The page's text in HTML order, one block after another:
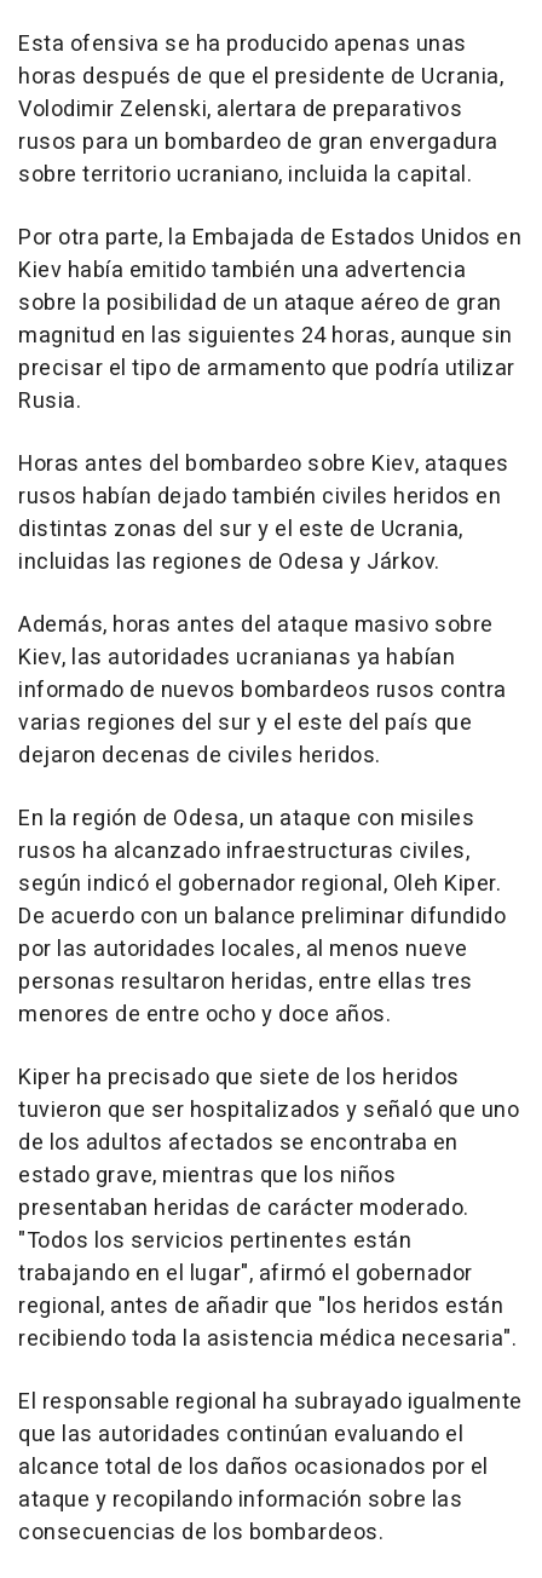
Esta ofensiva se ha producido apenas unas
horas después de que el presidente de Ucrania,
Volodimir Zelenski, alertara de preparativos
rusos para un bombardeo de gran envergadura
sobre territorio ucraniano, incluida la capital.
Por otra parte, la Embajada de Estados Unidos en
Kiev había emitido también una advertencia
sobre la posibilidad de un ataque aéreo de gran
magnitud en las siguientes 24 horas, aunque sin
precisar el tipo de armamento que podría utilizar
Rusia.
Horas antes del bombardeo sobre Kiev, ataques
rusos habían dejado también civiles heridos en
distintas zonas del sur y el este de Ucrania,
incluidas las regiones de Odesa y Járkov.
Además, horas antes del ataque masivo sobre
Kiev, las autoridades ucranianas ya habían
informado de nuevos bombardeos rusos contra
varias regiones del sur y el este del país que
dejaron decenas de civiles heridos.
En la región de Odesa, un ataque con misiles
rusos ha alcanzado infraestructuras civiles,
según indicó el gobernador regional, Oleh Kiper.
De acuerdo con un balance preliminar difundido
por las autoridades locales, al menos nueve
personas resultaron heridas, entre ellas tres
menores de entre ocho y doce años.
Kiper ha precisado que siete de los heridos
tuvieron que ser hospitalizados y señaló que uno
de los adultos afectados se encontraba en
estado grave, mientras que los niños
presentaban heridas de carácter moderado.
"Todos los servicios pertinentes están
trabajando en el lugar", afirmó el gobernador
regional, antes de añadir que "los heridos están
recibiendo toda la asistencia médica necesaria".
El responsable regional ha subrayado igualmente
que las autoridades continúan evaluando el
alcance total de los daños ocasionados por el
ataque y recopilando información sobre las
consecuencias de los bombardeos.